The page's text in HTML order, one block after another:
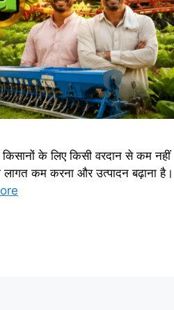
के लिए किसी वरदान से कम नहीं
कम करना और उत्पादन बढ़ाना है।